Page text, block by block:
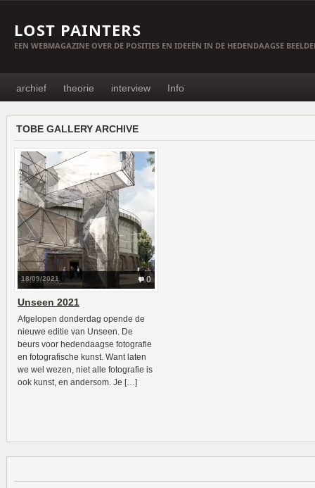
LOST PAINTERS
EEN WEBMAGAZINE OVER DE POSITIES EN IDEEËN IN DE HEDENDAAGSE
archief theorie interview Info
TOBE GALLERY ARCHIVE
0
18/09/2021
Unseen 2021
Afgelopen donderdag opende de
nieuwe editie van Unseen. De
beurs voor hedendaagse fotografie
en fotografische kunst. Want laten
we wel wezen, niet alle fotografie is
ook kunst, en andersom. Je […]